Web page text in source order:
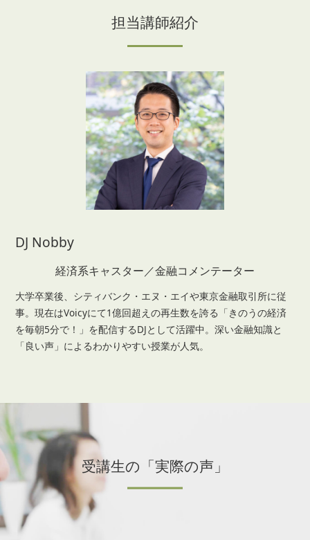
担当講師紹介
DJ Nobby
経済系キャスター／金融コメンテーター
大学卒業後、シティバンク・エヌ・エイや東京金融取引所に従
事。現在はVoicyにて1億回超えの再生数を誇る「きのうの経済
を毎朝5分で！」を配信するDJとして活躍中。深い金融知識と
「良い声」によるわかりやすい授業が人気。
受講生の「実際の声」